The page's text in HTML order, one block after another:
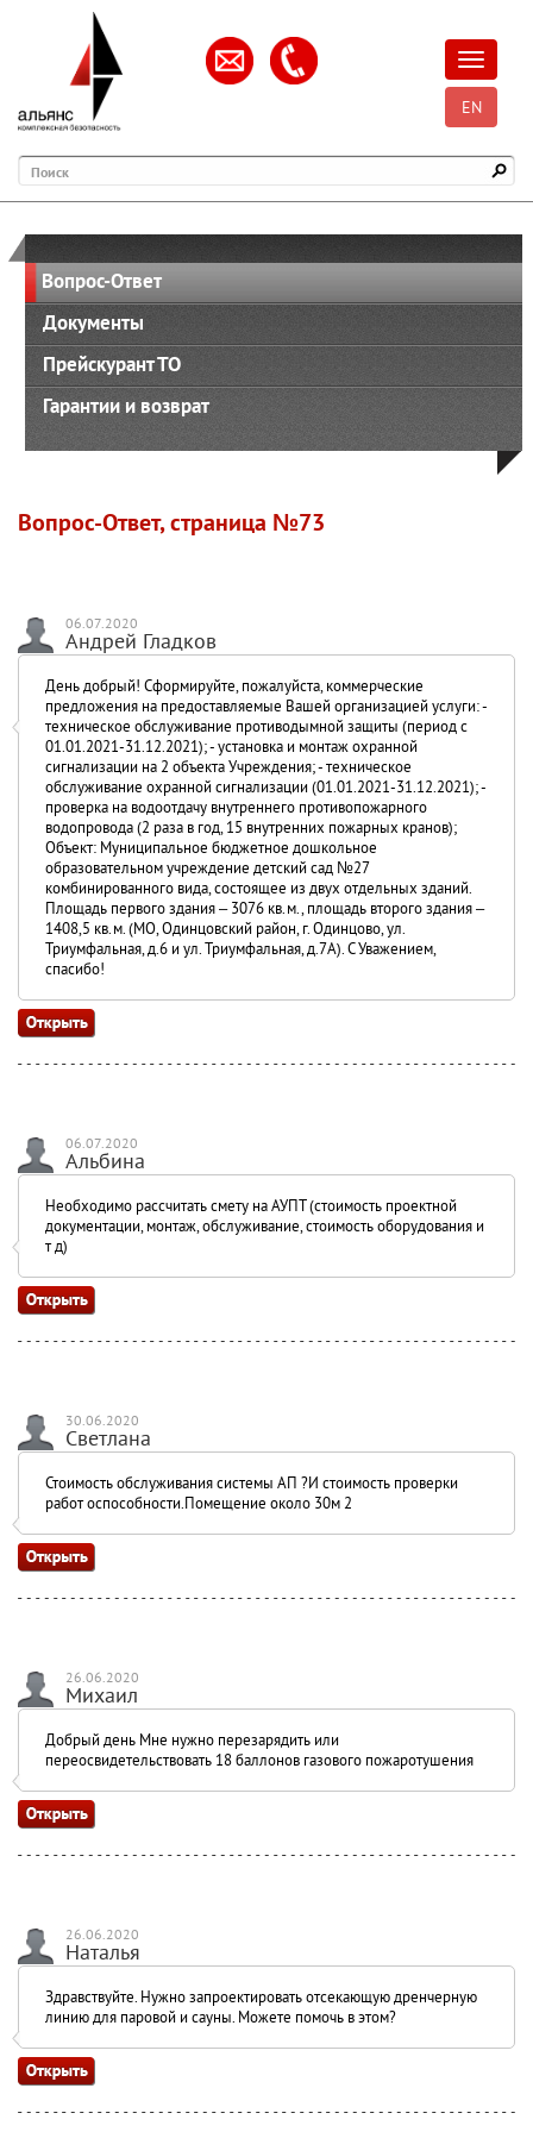
EN
Поиск
Вопрос-Ответ
Документы
Прейскурант ТО
Гарантии и возврат
Вопрос-Ответ, страница №73
06.07.2020
Андрей Гладков
День добрый! Сформируйте, пожалуйста, коммерческие
предложения на предоставляемые Вашей организацией услуги: -
техническое обслуживание противодымной защиты (период с
01.01.2021-31.12.2021); - установка и монтаж охранной
сигнализации на 2 объекта Учреждения; - техническое
обслуживание охранной сигнализации (01.01.2021-31.12.2021); -
проверка на водоотдачу внутреннего противопожарного
водопровода (2 раза в год, 15 внутренних пожарных кранов);
Объект: Муниципальное бюджетное дошкольное
образовательном учреждение детский сад №27
комбинированного вида, состоящее из двух отдельных зданий.
Площадь первого здания – 3076 кв.м., площадь второго здания –
1408,5 кв.м. (МО, Одинцовский район, г. Одинцово, ул.
Триумфальная, д.6 и ул. Триумфальная, д.7А). С Уважением,
спасибо!
06.07.2020
Альбина
Необходимо рассчитать смету на АУПТ (стоимость проектной
документации, монтаж, обслуживание, стоимость оборудования и
т д)
30.06.2020
Светлана
Стоимость обслуживания системы АП ?И стоимость проверки
работ оспособности.Помещение около 30м 2
26.06.2020
Михаил
Добрый день Мне нужно перезарядить или
переосвидетельствовать 18 баллонов газового пожаротушения
26.06.2020
Наталья
Здравствуйте. Нужно запроектировать отсекающую дренчерную
линию для паровой и сауны. Можете помочь в этом?